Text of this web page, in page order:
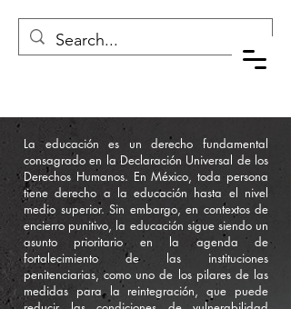
La educación es un derecho fundamental
consagrado en la Declaración Universal de los
Derechos Humanos. En México, toda persona
tiene derecho a la educación hasta el nivel
medio superior. Sin embargo, en contextos de
encierro punitivo, la educación sigue siendo un
asunto prioritario en la agenda de
fortalecimiento de las instituciones
penitenciarias, como uno de los pilares de las
medidas para la reintegración, que puede